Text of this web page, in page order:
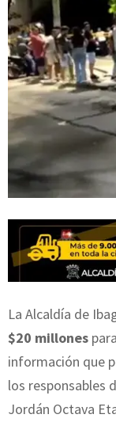
La Alcaldía de
$20 millones
información que
los responsables
Jordán Octava